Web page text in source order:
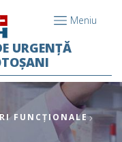
Meniu
URGENȚĂ
FUNCȚIONALE